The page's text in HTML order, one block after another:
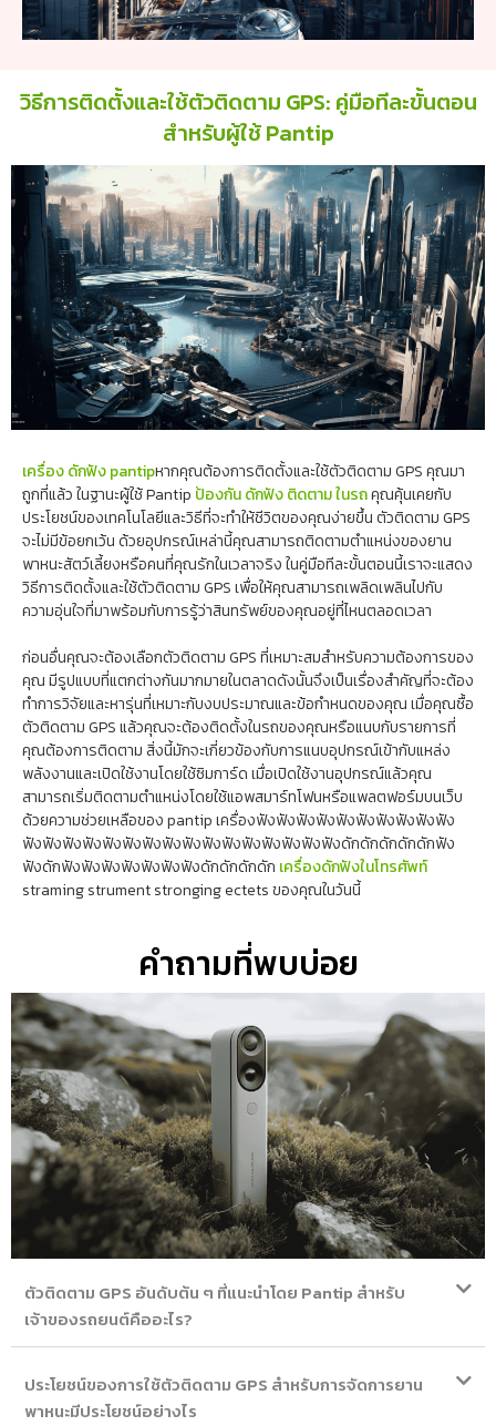
วิธีการติดตั้งและใช้ตัวติดตาม GPS: คู่มือทีละขั้นตอน
สำหรับผู้ใช้ Pantip
เครื่อง ดักฟัง pantipหากคุณต้องการติดตั้งและใช้ตัวติดตาม GPS คุณมา
ถูกที่แล้ว ในฐานะผู้ใช้ Pantip ป้องกัน ดักฟัง ติดตาม ในรถคุณคุ้นเคยกับ
ประโยชน์ของเทคโนโลยีและวิธีที่จะทำให้ชีวิตของคุณง่ายขึ้น ตัวติดตาม GPS
จะไม่มีข้อยกเว้น ด้วยอุปกรณ์เหล่านี้คุณสามารถติดตามตำแหน่งของยาน
พาหนะสัตว์เลี้ยงหรือคนที่คุณรักในเวลาจริง ในคู่มือทีละขั้นตอนนี้เราจะแสดง
วิธีการติดตั้งและใช้ตัวติดตาม GPS เพื่อให้คุณสามารถเพลิดเพลินไปกับ
ความอุ่นใจที่มาพร้อมกับการรู้ว่าสินทรัพย์ของคุณอยู่ที่ไหนตลอดเวลา
ก่อนอื่นคุณจะต้องเลือกตัวติดตาม GPS ที่เหมาะสมสำหรับความต้องการของ
คุณ มีรูปแบบที่แตกต่างกันมากมายในตลาดดังนั้นจึงเป็นเรื่องสำคัญที่จะต้อง
ทำการวิจัยและหารุ่นที่เหมาะกับงบประมาณและข้อกำหนดของคุณ เมื่อคุณซื้อ
ตัวติดตาม GPS แล้วคุณจะต้องติดตั้งในรถของคุณหรือแนบกับรายการที่
คุณต้องการติดตาม สิ่งนี้มักจะเกี่ยวข้องกับการแนบอุปกรณ์เข้ากับแหล่ง
พลังงานและเปิดใช้งานโดยใช้ซิมการ์ด เมื่อเปิดใช้งานอุปกรณ์แล้วคุณ
สามารถเริ่มติดตามตำแหน่งโดยใช้แอพสมาร์ทโฟนหรือแพลตฟอร์มบนเว็บ
ด้วยความช่วยเหลือของ pantip เครื่องฟังฟังฟังฟังฟังฟังฟังฟังฟังฟัง
ฟังฟังฟังฟังฟังฟังฟังฟังฟังฟังฟังฟังฟังฟังฟังฟังดักดักดักดักดักฟัง
ฟังดักฟังฟังฟังฟังฟังฟังฟังดักดักดักดัก เครื่องดักฟังในโทรศัพท์
straming strument stronging ectets ของคุณในวันนี้
คำถามที่พบบ่อย
ตัวติดตาม GPS อันดับต้น ๆ ที่แนะนำโดย Pantip สำหรับ
เจ้าของรถยนต์คืออะไร?
ประโยชน์ของการใช้ตัวติดตาม GPS สำหรับการจัดการยาน
พาหนะมีประโยชน์อย่างไร